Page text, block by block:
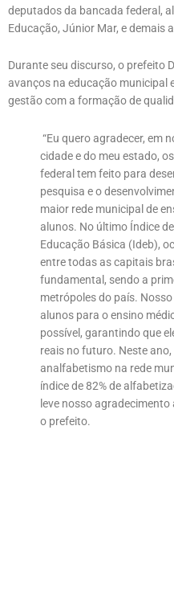
deputados da bancada federal,
Educação, Júnior Mar, e demais
Durante seu discurso, o prefeito
avanços na educação municipal
gestão com a formação de
“Eu quero agradecer, em
cidade e do meu estado,
federal tem feito para
pesquisa e o
maior rede municipal de
alunos. No último Índice
Educação Básica (Ideb),
entre todas as capitais
fundamental, sendo a
metrópoles do país.
alunos para o ensino
possível, garantindo que
reais no futuro. Neste
analfabetismo na rede
índice de 82% de
leve nosso
o prefeito.